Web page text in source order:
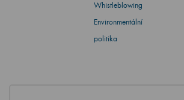
Whistleblowing
Environmentální
politika